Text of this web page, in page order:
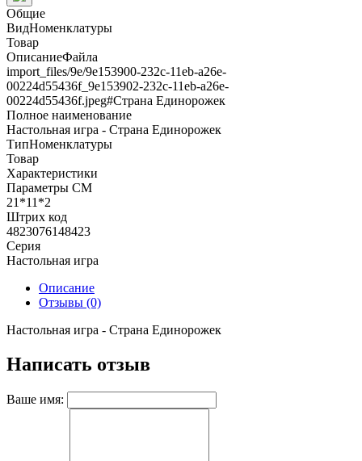
Общие
ВидНоменклатуры
Товар
ОписаниеФайла
import_files/9e/9e153900-232c-11eb-a26e-
00224d55436f_9e153902-232c-11eb-a26e-
00224d55436f.jpeg#Страна Единорожек
Полное наименование
Настольная игра - Страна Единорожек
ТипНоменклатуры
Товар
Характеристики
Параметры СМ
21*11*2
Штрих код
4823076148423
Серия
Настольная игра
Описание
Отзывы (0)
Настольная игра - Страна Единорожек
Написать отзыв
Ваше имя: